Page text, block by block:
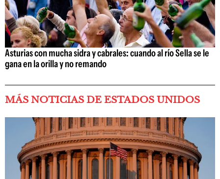
Asturias con mucha sidra y cabrales: cuando al río Sella se le
gana en la orilla y no remando
MÁS NOTICIAS DE ESTADOS UNIDOS